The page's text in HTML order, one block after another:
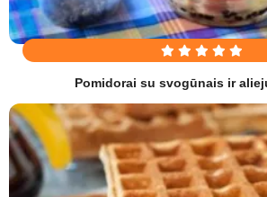
Pomidorai su svogūnais ir